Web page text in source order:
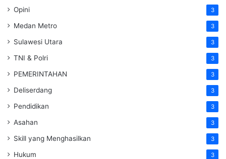
Opini 3
Medan Metro 3
Sulawesi Utara 3
TNI & Polri 3
PEMERINTAHAN 3
Deliserdang 3
Pendidikan 3
Asahan 3
Skill yang Menghasilkan 3
Hukum 3